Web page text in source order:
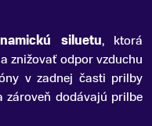
siluetu, ktorá
znižovať odpor vzduchu
v zadnej časti prilby
zároveň dodávajú prilbe